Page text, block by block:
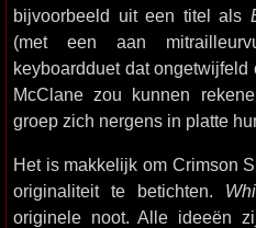
bijvoorbeeld uit een titel als
(met een aan
keyboardduet dat
McClane zou kunnen
groep zich nergens in platte
Het is makkelijk om Crimson
originaliteit te betichten.
originele noot. Alle ideeën